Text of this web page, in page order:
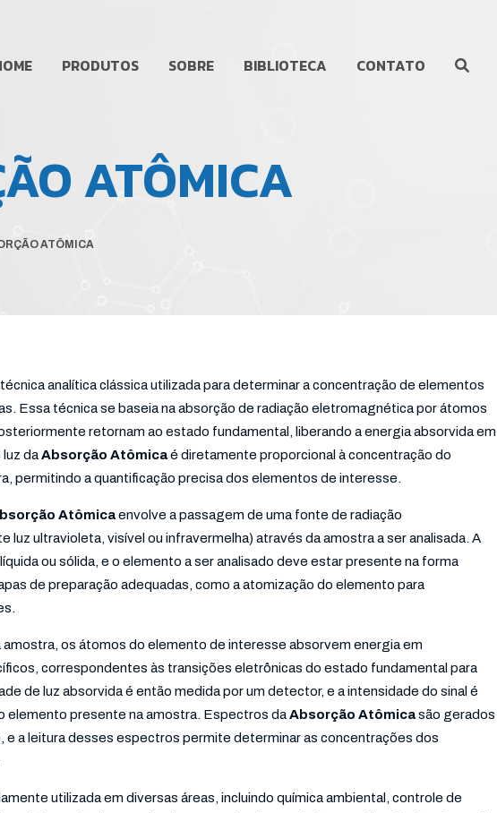
PRODUTOS SOBRE BIBLIOTECA CONTATO
ATÔMICA
ATÔMICA
analítica clássica utilizada para determinar a concentração de elementos
Essa técnica se baseia na absorção de radiação eletromagnética por átomos
retornam ao estado fundamental, liberando a energia absorvida em
daAbsorção Atômicaé diretamente proporcional à concentração do
permitindo a quantificação precisa dos elementos de interesse.
Atômicaenvolve a passagem de uma fonte de radiação
luz ultravioleta, visível ou infravermelha) através da amostra a ser analisada. A
ou sólida, e o elemento a ser analisado deve estar presente na forma
de preparação adequadas, como a atomização do elemento para
amostra, os átomos do elemento de interesse absorvem energia em
correspondentes às transições eletrônicas do estado fundamental para
de luz absorvida é então medida por um detector, e a intensidade do sinal é
elemento presente na amostra. Espectros daAbsorção Atômicasão gerados
e a leitura desses espectros permite determinar as concentrações dos
utilizada em diversas áreas, incluindo química ambiental, controle de